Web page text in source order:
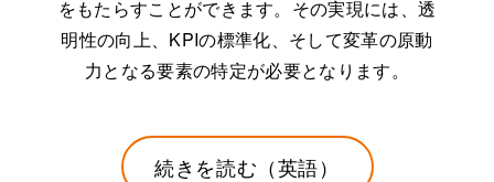
をもたらすことができます。その実現には、透
明性の向上、KPIの標準化、そして変革の原動
力となる要素の特定が必要となります。
続きを読む（英語）